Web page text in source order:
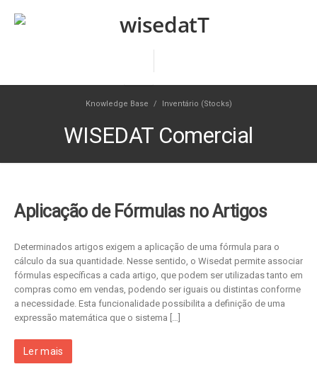
Knowledge Base / Inventário (Stocks)
WISEDAT Comercial
Aplicação de Fórmulas no Artigos
Determinados artigos exigem a aplicação de uma fórmula para o
cálculo da sua quantidade. Nesse sentido, o Wisedat permite associar
fórmulas específicas a cada artigo, que podem ser utilizadas tanto em
compras como em vendas, podendo ser iguais ou distintas conforme
a necessidade. Esta funcionalidade possibilita a definição de uma
expressão matemática que o sistema […]
Ler mais